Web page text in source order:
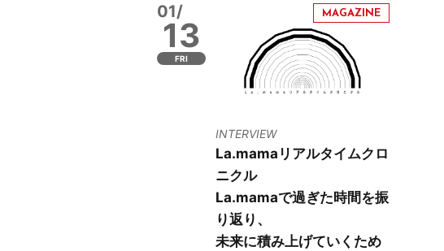
01/
13
FRI
INTERVIEW
La.mamaリアルタイムクロ
ニクル
La.mamaで過ぎた時間を振
り返り、
未来に積み上げていくため